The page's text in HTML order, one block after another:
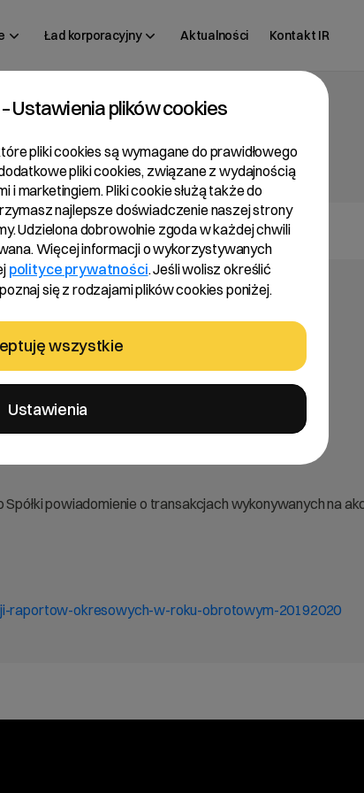
Ład korporacyjny Aktualności Kontakt IR
Spółki powiadomienie o transakcjach wykonywanych na
raportow-okresowych-w-roku-obrotowym-20192020
Ustawienia plików cookies
pliki cookies są wymagane do prawidłowego
pliki cookies, związane z wydajnością
i marketingiem. Pliki cookie służą także do
najlepsze doświadczenie naszej strony
Udzielona dobrowolnie zgoda w każdej chwili
Więcej informacji o wykorzystywanych
polityce prywatności. Jeśli wolisz określić
się z rodzajami plików cookies poniżej.
wszystkie
Ustawienia